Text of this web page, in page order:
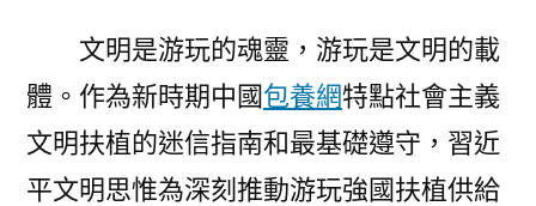
引
領
玩
強
文明是游玩的魂靈，游玩是文明的載
體。作為新時期中國包養網特點社會主義
文明扶植的迷信指南和最基礎遵守，習近
平文明思惟為深刻推動游玩強國扶植供給